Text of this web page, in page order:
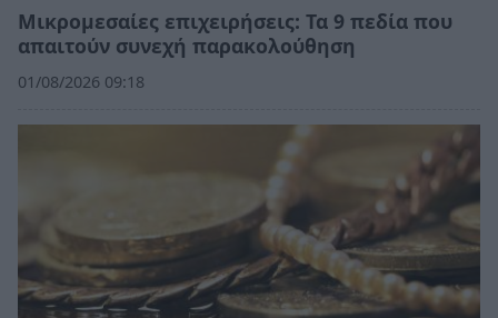
Μικρομεσαίες επιχειρήσεις: Τα 9 πεδία που
απαιτούν συνεχή παρακολούθηση
01/08/2026 09:18